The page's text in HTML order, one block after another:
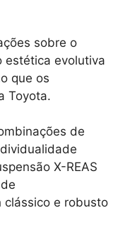
sobre o
estética evolutiva
que os
Toyota.
de
X-REAS
clássico e robusto